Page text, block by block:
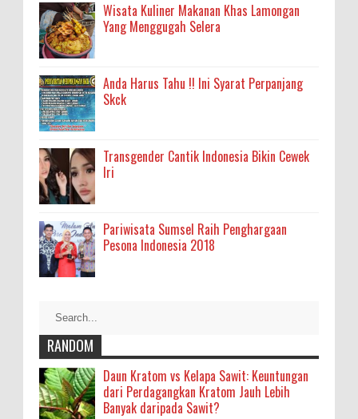
Wisata Kuliner Makanan Khas Lamongan
Yang Menggugah Selera
Anda Harus Tahu !! Ini Syarat Perpanjang
Skck
Transgender Cantik Indonesia Bikin Cewek
Iri
Pariwisata Sumsel Raih Penghargaan
Pesona Indonesia 2018
RANDOM
Daun Kratom vs Kelapa Sawit: Keuntungan
dari Perdagangkan Kratom Jauh Lebih
Banyak daripada Sawit?